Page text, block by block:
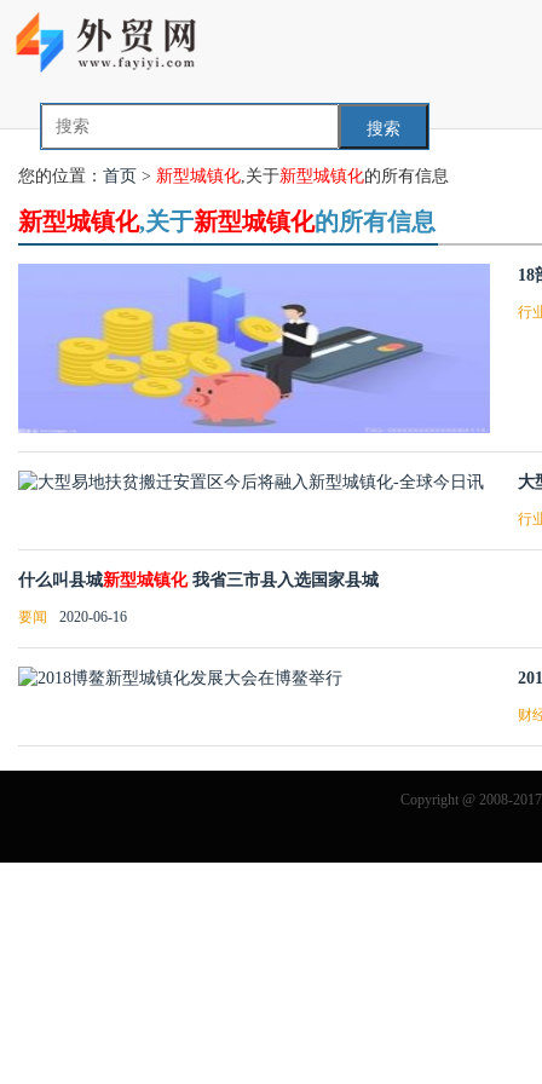
搜索
您的位置： 首页 > 新型城镇化,关于新型城镇化的所有信息
新型城镇化,关于新型城镇化的所有信息
18
行
大
行
什么叫县城新型城镇化我省三市县入选国家县城
要闻 2020-06-16
财
Copyright @ 2008-